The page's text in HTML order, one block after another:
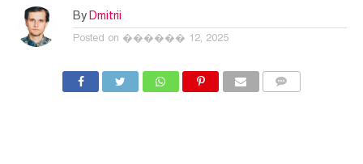
By Dmitrii
Posted on ������ 12, 2025